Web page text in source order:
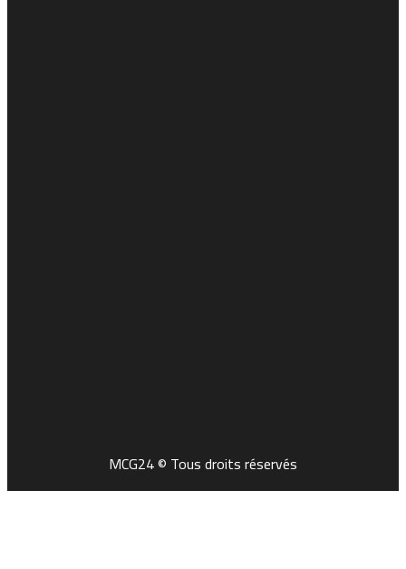
MCG24 © Tous droits réservés